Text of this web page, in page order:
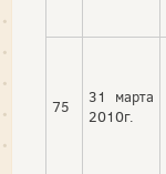
75
31 марта
2010г.